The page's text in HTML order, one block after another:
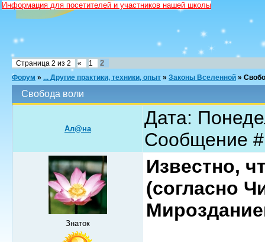
Информация для посетителей и участников нашей школы
Страница 2 из 2 « 1 2
Форум » ... Другие практики, техники, опыт » Законы Вселенной »
Свобода воли
Ал@на
Дата:
Сообщение
Знаток
Известно,
(согласно